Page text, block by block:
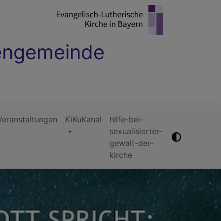
KiKuKanal
hilfe-bei-
sexualisierter-
gewalt-der-
kirche